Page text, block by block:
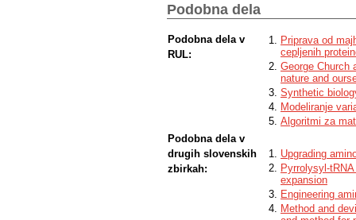
Podobna dela
Podobna dela v
RUL:
Priprava od
cepljenih
George Church
nature and
Synthetic
Modeliranje
Algoritmi za
Podobna dela v
drugih slovenskih
zbirkah:
Upgrading
Pyrrolysyl-
expansion
Engineering
Method and